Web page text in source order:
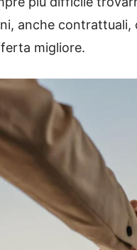
anche contrattuali,
migliore.